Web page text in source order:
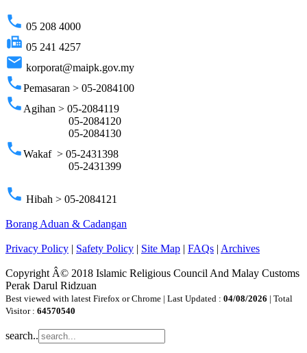
phone 05 208 4000
fax 05 241 4257
email korporat@maipk.gov.my
phonePemasaran > 05-2084100
phone Agihan > 05-2084119
05-2084120
05-2084130
phoneWakaf > 05-2431398
05-2431399
phone Hibah > 05-2084121
Borang Aduan & Cadangan
Privacy Policy | Safety Policy | Site Map | FAQs | Archives
Copyright Â© 2018 Islamic Religious Council And Malay Customs
Perak Darul Ridzuan
Best viewed with latest Firefox or Chrome | Last Updated : 04/08/2026 | Total
Visitor : 64570540
search..